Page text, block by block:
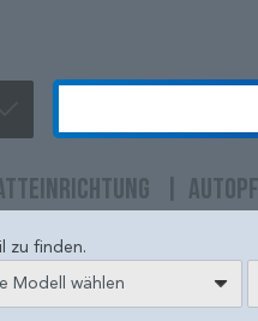
zu finden.
Modell wählen